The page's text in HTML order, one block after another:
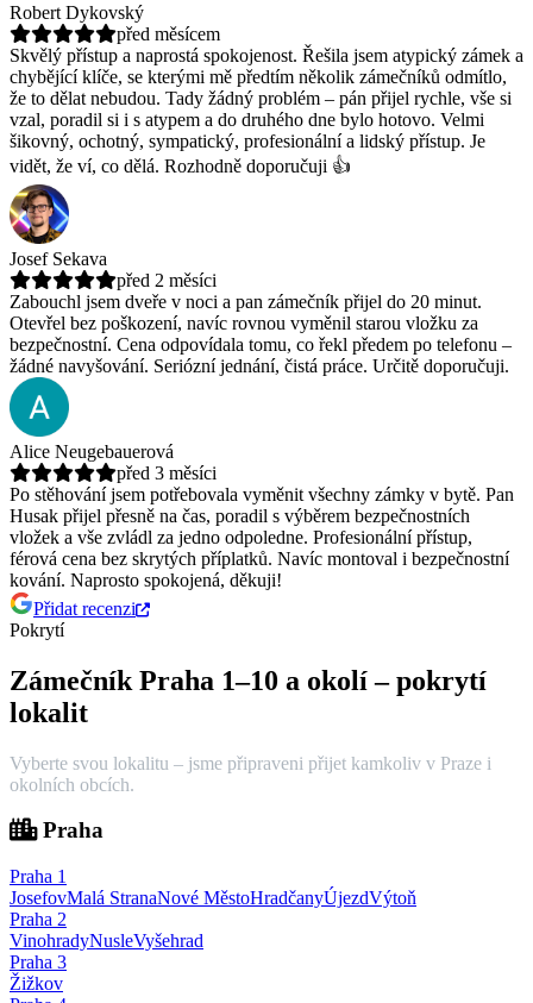
Robert Dykovský
před měsícem
Skvělý přístup a naprostá spokojenost. Řešila jsem atypický zámek a
chybějící klíče, se kterými mě předtím několik zámečníků odmítlo,
že to dělat nebudou. Tady žádný problém – pán přijel rychle, vše si
vzal, poradil si i s atypem a do druhého dne bylo hotovo. Velmi
šikovný, ochotný, sympatický, profesionální a lidský přístup. Je
vidět, že ví, co dělá. Rozhodně doporučuji 👍
Josef Sekava
před 2 měsíci
Zabouchl jsem dveře v noci a pan zámečník přijel do 20 minut.
Otevřel bez poškození, navíc rovnou vyměnil starou vložku za
bezpečnostní. Cena odpovídala tomu, co řekl předem po telefonu –
žádné navyšování. Seriózní jednání, čistá práce. Určitě doporučuji.
Alice Neugebauerová
před 3 měsíci
Po stěhování jsem potřebovala vyměnit všechny zámky v bytě. Pan
Husak přijel přesně na čas, poradil s výběrem bezpečnostních
vložek a vše zvládl za jedno odpoledne. Profesionální přístup,
férová cena bez skrytých příplatků. Navíc montoval i bezpečnostní
kování. Naprosto spokojená, děkuji!
Přidat recenzi
Pokrytí
Zámečník Praha 1–10 a okolí – pokrytí
lokalit
Vyberte svou lokalitu – jsme připraveni přijet kamkoliv v Praze i
okolních obcích.
Praha
Praha 1
JosefovMalá StranaNové MěstoHradčanyÚjezdVýtoň
Praha 2
VinohradyNusleVyšehrad
Praha 3
Žižkov